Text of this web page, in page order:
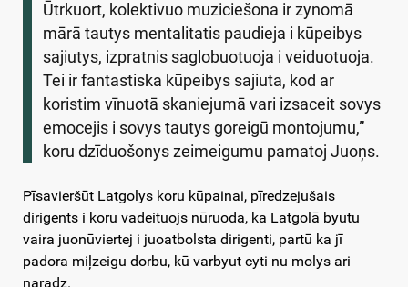
Ūtrkuort, kolektivuo muziciešona ir zynomā
mārā tautys mentalitatis paudieja i kūpeibys
sajiutys, izpratnis saglobuotuoja i veiduotuoja.
Tei ir fantastiska kūpeibys sajiuta, kod ar
koristim vīnuotā skaniejumā vari izsaceit sovys
emocejis i sovys tautys goreigū montojumu,”
koru dzīduošonys zeimeigumu pamatoj Juoņs.
Pīsavieršūt Latgolys koru kūpainai, pīredzejušais
dirigents i koru vadeituojs nūruoda, ka Latgolā byutu
vaira juonūviertej i juoatbolsta dirigenti, partū ka jī
padora miļzeigu dorbu, kū varbyut cyti nu molys ari
naradz.